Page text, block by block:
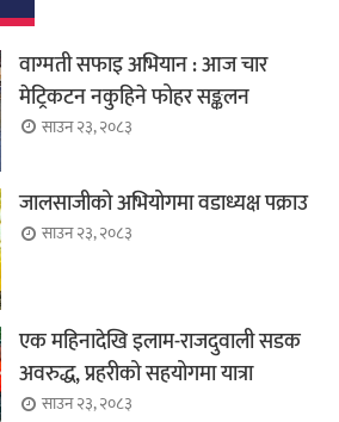
वाग्मती सफाइ अभियान : आज चार
मेट्रिकटन नकुहिने फोहर सङ्कलन
साउन २३, २०८३
जालसाजीको अभियोगमा वडाध्यक्ष पक्राउ
साउन २३, २०८३
एक महिनादेखि इलाम-राजदुवाली सडक
अवरुद्ध, प्रहरीको सहयोगमा यात्रा
साउन २३, २०८३